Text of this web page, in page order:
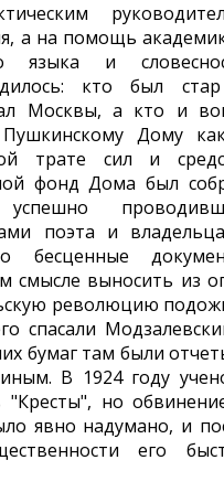
а на помощь
языка и
кто был
Москвы, а кто и
Дому
трате сил и
фонд Дома был
поэта и
бесценные
смысле выносить из
революцию
спасали
бумаг там были
В 1924 году
"Кресты", но
явно надумано, и
его